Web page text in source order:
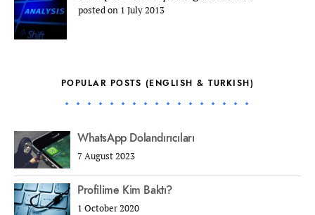
posted on 1 July 2013
POPULAR POSTS (ENGLISH & TURKISH)
WhatsApp Dolandırıcıları
7 August 2023
Profilime Kim Baktı?
1 October 2020